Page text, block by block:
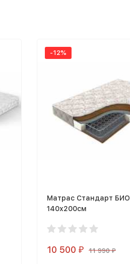
-12%
Матрас Стандарт БИО
140х200см
10 500 ₽ 11 990₽